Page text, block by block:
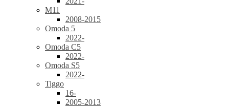
M11
2008-2015
Omoda 5
2022-
Omoda C5
2022-
Omoda S5
2022-
Tiggo
16-
2005-2013